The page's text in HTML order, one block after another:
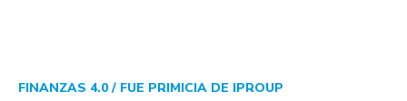
FINANZAS 4.0 / FUE PRIMICIA DE IPROUP